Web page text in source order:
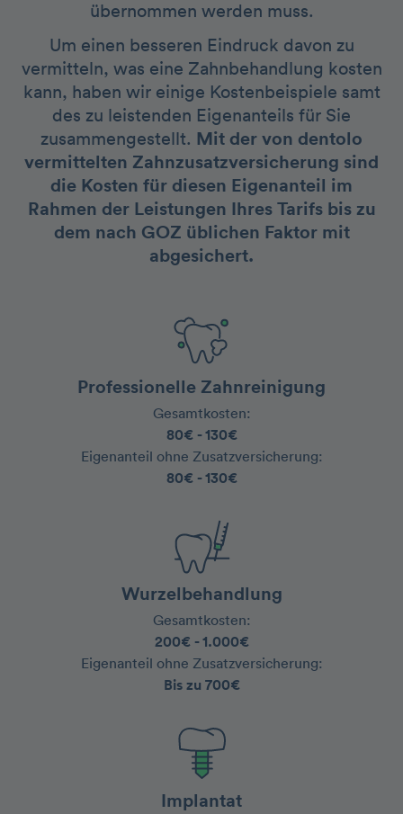
übernommen werden muss.
Um einen besseren Eindruck davon zu
vermitteln, was eine Zahnbehandlung kosten
kann, haben wir einige Kostenbeispiele samt
des zu leistenden Eigenanteils für Sie
zusammengestellt. Mit der von dentolo
vermittelten Zahnzusatzversicherung sind
die Kosten für diesen Eigenanteil im
Rahmen der Leistungen Ihres Tarifs bis zu
dem nach GOZ üblichen Faktor mit
abgesichert.
Professionelle Zahnreinigung
Gesamtkosten:
‍80€ - 130€
‍Eigenanteil ohne Zusatzversicherung:
80€ - 130€
Wurzelbehandlung
Gesamtkosten:
‍200€ - 1.000€
Eigenanteil ohne Zusatzversicherung:
‍Bis zu 700€
Implantat